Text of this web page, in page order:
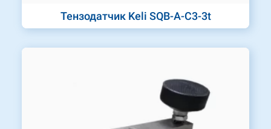
Тензодатчик Keli SQB-A-C3-3t